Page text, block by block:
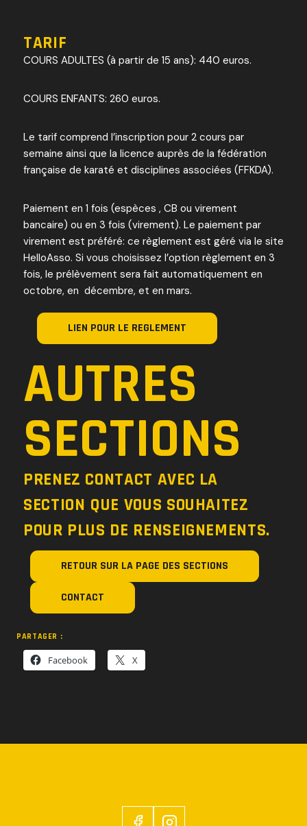
TARIF
COURS ADULTES (à partir de 15 ans): 440 euros.
COURS ENFANTS: 260 euros.
Le tarif comprend l’inscription pour 2 cours par
semaine ainsi que la licence auprès de la fédération
française de karaté et disciplines associées (FFKDA).
Paiement en 1 fois (espèces , CB ou virement
bancaire) ou en 3 fois (virement). Le paiement par
virement est préféré: ce règlement est géré via le site
HelloAsso. Si vous choisissez l’option règlement en 3
fois, le prélèvement sera fait automatiquement en
octobre, en décembre, et en mars.
LIEN POUR LE REGLEMENT
AUTRES
SECTIONS
PRENEZ CONTACT AVEC LA
SECTION QUE VOUS SOUHAITEZ
POUR PLUS DE RENSEIGNEMENTS.
RETOUR SUR LA PAGE DES SECTIONS
CONTACT
PARTAGER :
Facebook X